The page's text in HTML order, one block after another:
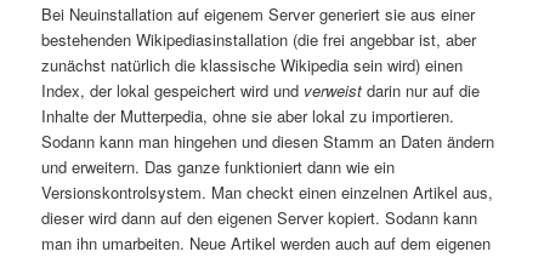
Bei Neuinstallation auf eigenem Server generiert sie aus einer
bestehenden Wikipediasinstallation (die frei angebbar ist, aber
zunächst natürlich die klassische Wikipedia sein wird) einen
Index, der lokal gespeichert wird und verweist darin nur auf die
Inhalte der Mutterpedia, ohne sie aber lokal zu importieren.
Sodann kann man hingehen und diesen Stamm an Daten ändern
und erweitern. Das ganze funktioniert dann wie ein
Versionskontrolsystem. Man checkt einen einzelnen Artikel aus,
dieser wird dann auf den eigenen Server kopiert. Sodann kann
man ihn umarbeiten. Neue Artikel werden auch auf dem eigenen